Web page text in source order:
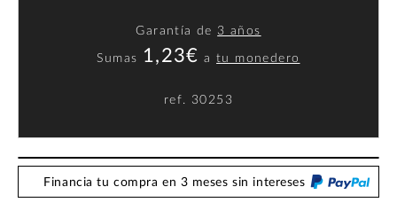
Garantía de 3 años
Sumas 1,23€ atu monedero
ref. 30253
Financia tu compra en 3 meses sin intereses